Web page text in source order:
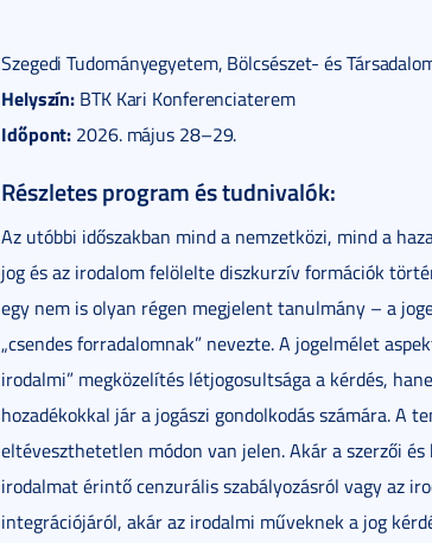
Szegedi Tudományegyetem, Bölcsészet- és
Helyszín: BTK Kari Konferenciaterem
Időpont: 2026. május 28–29.
Részletes program és tudnivalók:
Az utóbbi időszakban mind a nemzetközi, mind a
jog és az irodalom felölelte diszkurzív formációk
egy nem is olyan régen megjelent tanulmány – a
„csendes forradalomnak” nevezte. A jogelmélet
irodalmi” megközelítés létjogosultsága a kérdés,
hozadékokkal jár a jogászi gondolkodás számára.
eltéveszthetetlen módon van jelen. Akár a szerzői
irodalmat érintő cenzurális szabályozásról vagy az
integrációjáról, akár az irodalmi műveknek a jog